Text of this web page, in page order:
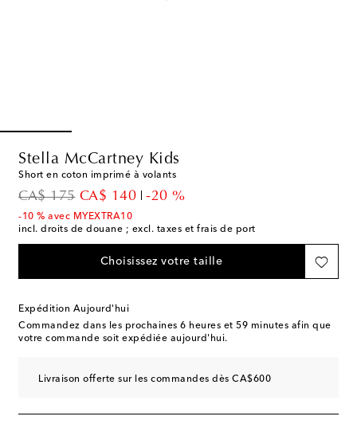
Stella McCartney Kids
Short en coton imprimé à volants
CA$ 175
original priceCA$ 140
discount price
-20 %
-10 % avec MYEXTRA10
incl. droits de douane ; excl. taxes et frais de port
Choisissez votre taille
Expédition Aujourd'hui
Commandez dans les prochaines 6 heures et 59 minutes afin que
votre commande soit expédiée aujourd'hui.
Livraison offerte sur les commandes dès CA$600